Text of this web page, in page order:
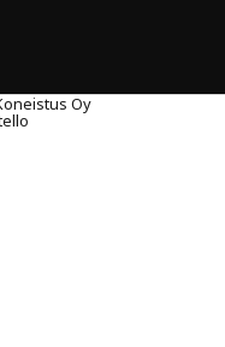
Oy